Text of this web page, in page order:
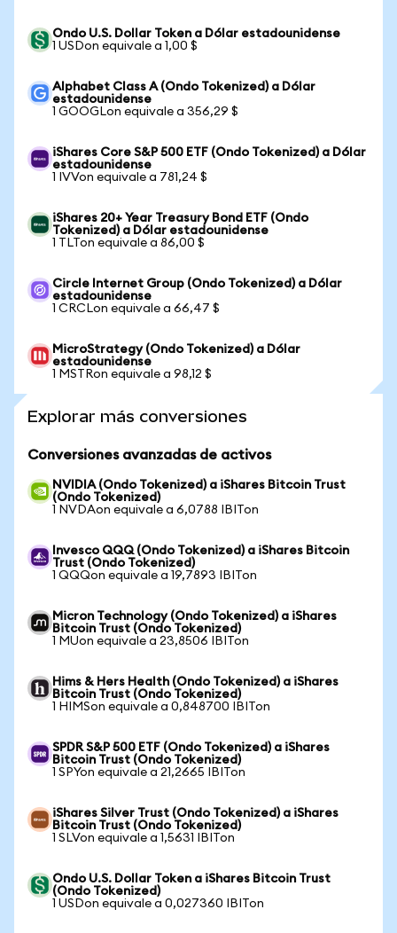
Ondo U.S. Dollar Token a Dólar estadounidense
1 USDon equivale a 1,00 $
Alphabet Class A (Ondo Tokenized) a Dólar
estadounidense
1 GOOGLon equivale a 356,29 $
iShares Core S&P 500 ETF (Ondo Tokenized) a Dólar
estadounidense
1 IVVon equivale a 781,24 $
iShares 20+ Year Treasury Bond ETF (Ondo
Tokenized) a Dólar estadounidense
1 TLTon equivale a 86,00 $
Circle Internet Group (Ondo Tokenized) a Dólar
estadounidense
1 CRCLon equivale a 66,47 $
MicroStrategy (Ondo Tokenized) a Dólar
estadounidense
1 MSTRon equivale a 98,12 $
Explorar más conversiones
Conversiones avanzadas de activos
NVIDIA (Ondo Tokenized) a iShares Bitcoin Trust
(Ondo Tokenized)
1 NVDAon equivale a 6,0788 IBITon
Invesco QQQ (Ondo Tokenized) a iShares Bitcoin
Trust (Ondo Tokenized)
1 QQQon equivale a 19,7893 IBITon
Micron Technology (Ondo Tokenized) a iShares
Bitcoin Trust (Ondo Tokenized)
1 MUon equivale a 23,8506 IBITon
Hims & Hers Health (Ondo Tokenized) a iShares
Bitcoin Trust (Ondo Tokenized)
1 HIMSon equivale a 0,848700 IBITon
SPDR S&P 500 ETF (Ondo Tokenized) a iShares
Bitcoin Trust (Ondo Tokenized)
1 SPYon equivale a 21,2665 IBITon
iShares Silver Trust (Ondo Tokenized) a iShares
Bitcoin Trust (Ondo Tokenized)
1 SLVon equivale a 1,5631 IBITon
Ondo U.S. Dollar Token a iShares Bitcoin Trust
(Ondo Tokenized)
1 USDon equivale a 0,027360 IBITon